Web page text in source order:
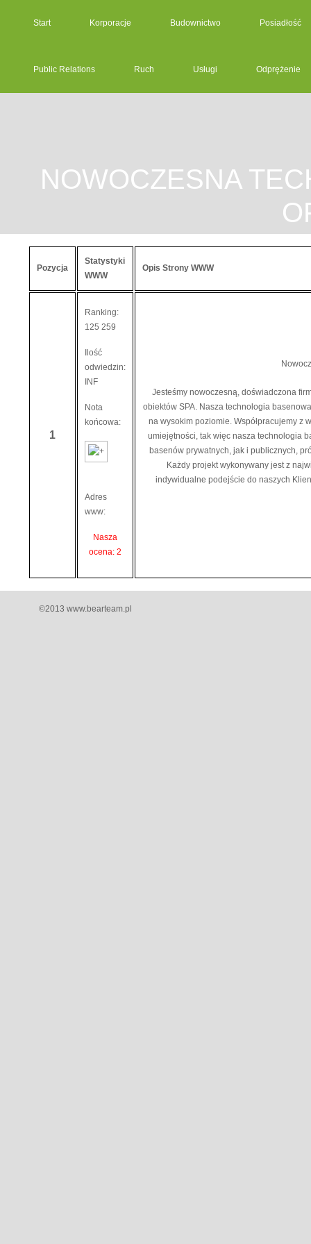
Start Korporacje Budownictwo Posiadłość
Public Relations Ruch Usługi Odprężenie
NOWOCZESNA
Pozycja
Statystyki
WWW
Opis Strony WWW
1
Ranking:
125 259
Ilość
odwiedzin:
INF
Nota
końcowa:
Adres
www:
Nasza
ocena: 2
Jesteśmy nowoczesną, doświadczona
obiektów SPA. Nasza technologia
na wysokim poziomie. Współpracujemy z
umiejętności, tak więc nasza technologia
basenów prywatnych, jak i publicznych,
Każdy projekt wykonywany jest z
indywidualne podejście do naszych
©2013 www.bearteam.pl